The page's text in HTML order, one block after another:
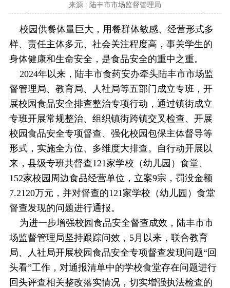
来源 : 陆丰市市场监督管理局
校园供餐体量巨大，用餐群体敏感、经营形式多
样、责任主体多元、社会关注程度高，事关学生的
身体健康和生命安全，是食品安全的重中之重。
2024年以来，陆丰市食药安办牵头陆丰市市场监
督管理局、教育局、人社局等五部门成立专班，开
展校园食品安全排查整治专项行动，通过镇街成立
专班开展常规整治、组织镇街跨镇交叉检查、开展
校园食品安全专项督查、强化校园包保主体督导等
形式，实施全方位、多维度大排查。自行动开展以
来，县级专班共督查121家学校（幼儿园）食堂、
152家校园周边食品经营单位，立案9宗，罚没金额
7.2120万元，并对督查的121家学校（幼儿园）食堂
督查发现的问题进行通报。
为进一步增强校园食品安全督查成效，陆丰市市
场监督管理局坚持跟踪问效，5月以来，联合教育
局、人社局开展校园食品安全专项督查发现问题“回
头看”工作，对通报清单中的学校食堂存在问题进行
回头评查相关整改落实情况，切实增强执法检查的